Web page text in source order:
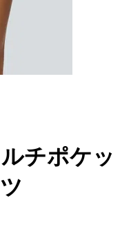
チポケッ